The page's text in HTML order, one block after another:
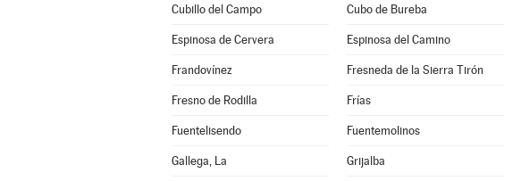
Cubillo del Campo Cubo de Bureba
Espinosa de Cervera Espinosa del Camino
Frandovínez Fresneda de la Sierra Tirón
Fresno de Rodilla Frías
Fuentelisendo Fuentemolinos
Gallega, La Grijalba